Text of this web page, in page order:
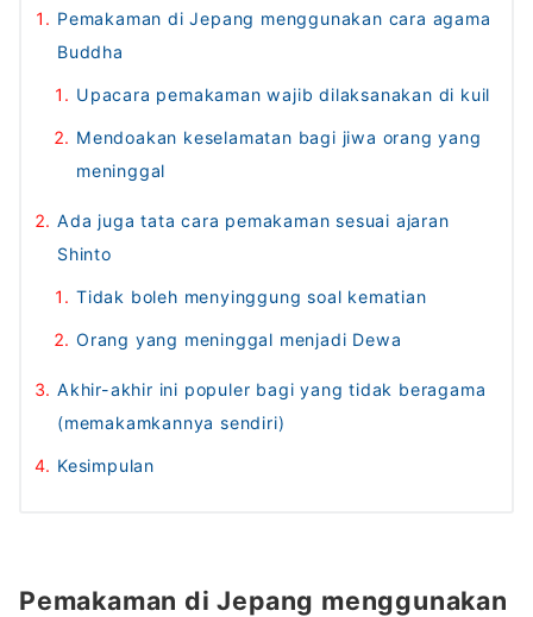
Pemakaman di Jepang menggunakan cara agama
Buddha
Upacara pemakaman wajib dilaksanakan di kuil
Mendoakan keselamatan bagi jiwa orang yang
meninggal
Ada juga tata cara pemakaman sesuai ajaran
Shinto
Tidak boleh menyinggung soal kematian
Orang yang meninggal menjadi Dewa
Akhir-akhir ini populer bagi yang tidak beragama
(memakamkannya sendiri)
Kesimpulan
Pemakaman di Jepang menggunakan